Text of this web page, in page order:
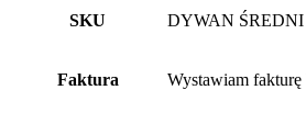
SKU DYWAN ŚREDNI
Faktura Wystawiam